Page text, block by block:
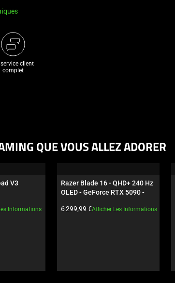
client
complet
QUE VOUS ALLEZ ADORER
V3
Informations
Razer Blade 16 - QHD+ 240 Hz
OLED - GeForce RTX 5090 -
Prix du produit:
6 299,99 €Afficher Les Informations